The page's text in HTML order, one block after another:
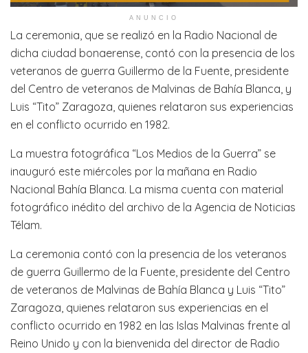
ANUNCIO
La ceremonia, que se realizó en la Radio Nacional de
dicha ciudad bonaerense, contó con la presencia de los
veteranos de guerra Guillermo de la Fuente, presidente
del Centro de veteranos de Malvinas de Bahía Blanca, y
Luis “Tito” Zaragoza, quienes relataron sus experiencias
en el conflicto ocurrido en 1982.
La muestra fotográfica “Los Medios de la Guerra” se
inauguró este miércoles por la mañana en Radio
Nacional Bahía Blanca. La misma cuenta con material
fotográfico inédito del archivo de la Agencia de Noticias
Télam.
La ceremonia contó con la presencia de los veteranos
de guerra Guillermo de la Fuente, presidente del Centro
de veteranos de Malvinas de Bahía Blanca y Luis “Tito”
Zaragoza, quienes relataron sus experiencias en el
conflicto ocurrido en 1982 en las Islas Malvinas frente al
Reino Unido y con la bienvenida del director de Radio